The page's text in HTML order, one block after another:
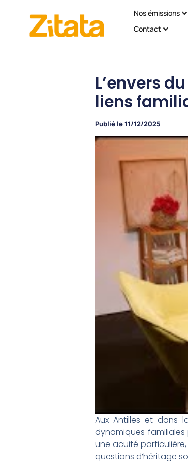
Nos émissions
Contact
L’envers
liens
Publié le11/12/2025
Aux Antilles et dans
dynamiques familiales
une acuité
questions d’héritage